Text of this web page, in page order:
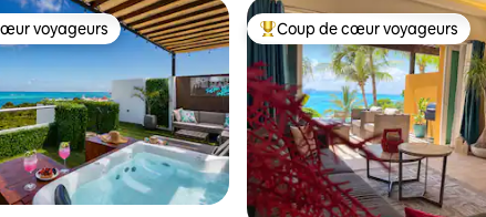
voyageurs
voyageurs Coup de cœur voyageurs
Coup de cœur voyageurs